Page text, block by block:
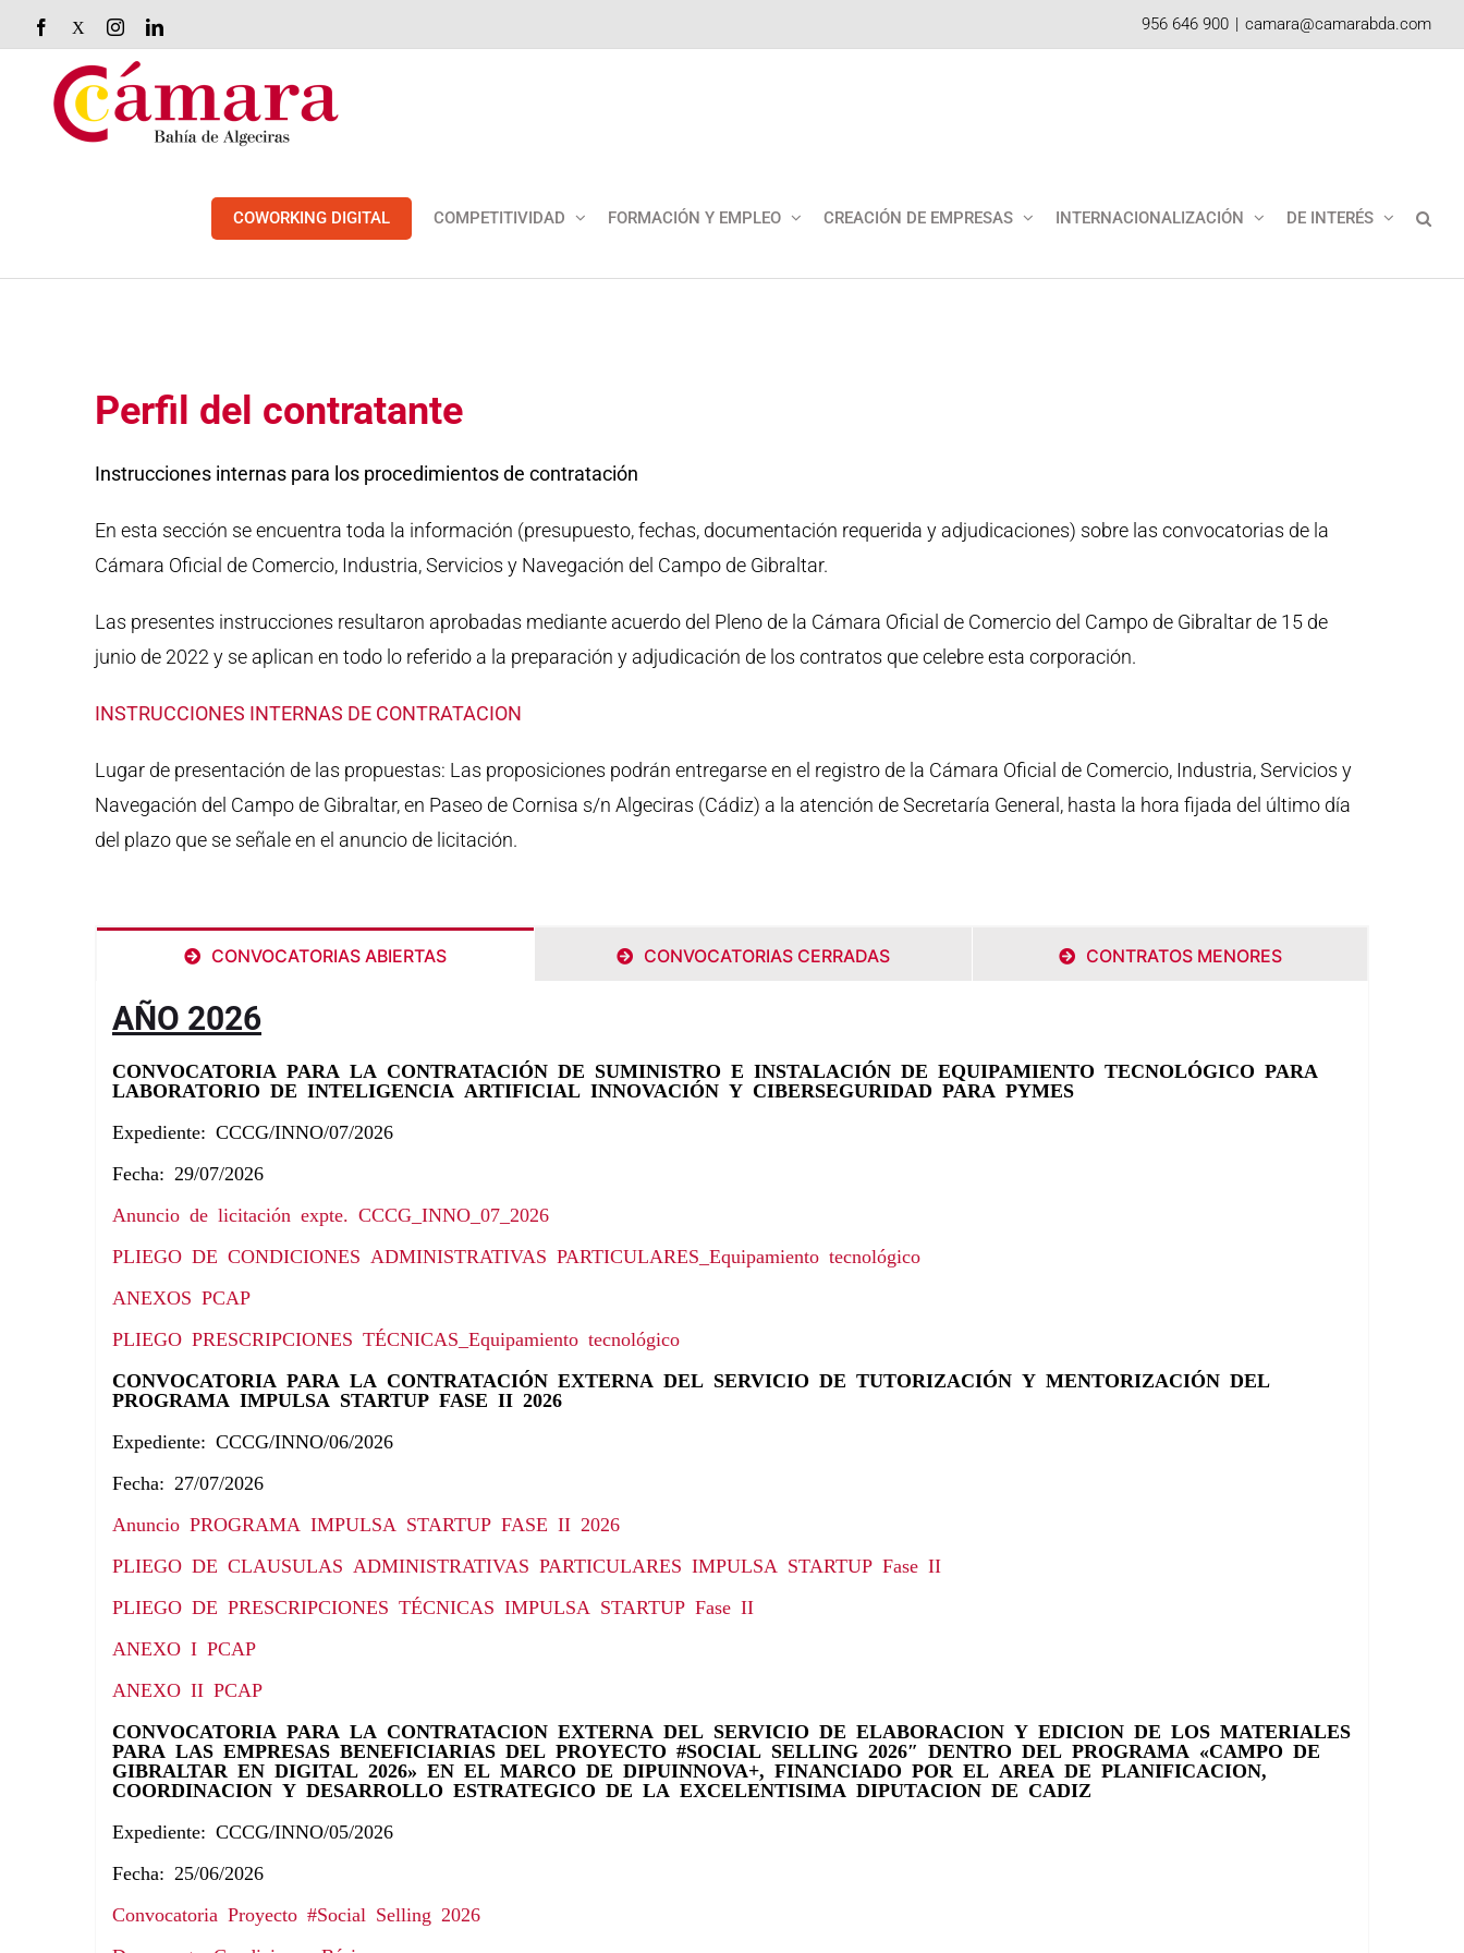
Saltar
al
contenido
Facebook InstagramLinkedIn 956 646 900 | camara@camarabda.com
COWORKING DIGITAL COMPETITIVIDAD FORMACIÓN Y EMPLEO CREACIÓN DE EMPRESAS INTERNACIONALIZACIÓN DE INTERÉS
Perfil del contratante
Instrucciones internas para los procedimientos de contratación
En esta sección se encuentra toda la información (presupuesto, fechas, documentación requerida y adjudicaciones) sobre las convocatorias de la
Cámara Oficial de Comercio, Industria, Servicios y Navegación del Campo de Gibraltar.
Las presentes instrucciones resultaron aprobadas mediante acuerdo del Pleno de la Cámara Oficial de Comercio del Campo de Gibraltar de 15 de
junio de 2022 y se aplican en todo lo referido a la preparación y adjudicación de los contratos que celebre esta corporación.
INSTRUCCIONES INTERNAS DE CONTRATACION
Lugar de presentación de las propuestas: Las proposiciones podrán entregarse en el registro de la Cámara Oficial de Comercio, Industria, Servicios y
Navegación del Campo de Gibraltar, en Paseo de Cornisa s/n Algeciras (Cádiz) a la atención de Secretaría General, hasta la hora fijada del último día
del plazo que se señale en el anuncio de licitación.
CONVOCATORIAS ABIERTAS CONVOCATORIAS CERRADAS CONTRATOS MENORES
AÑO 2026
CONVOCATORIA PARA LA CONTRATACIÓN DE SUMINISTRO E INSTALACIÓN DE EQUIPAMIENTO TECNOLÓGICO PARA
LABORATORIO DE INTELIGENCIA ARTIFICIAL INNOVACIÓN Y CIBERSEGURIDAD PARA PYMES
Expediente: CCCG/INNO/07/2026
Fecha: 29/07/2026
Anuncio de licitación expte. CCCG_INNO_07_2026
PLIEGO DE CONDICIONES ADMINISTRATIVAS PARTICULARES_Equipamiento tecnológico
ANEXOS PCAP
PLIEGO PRESCRIPCIONES TÉCNICAS_Equipamiento tecnológico
CONVOCATORIA PARA LA CONTRATACIÓN EXTERNA DEL SERVICIO DE TUTORIZACIÓN Y MENTORIZACIÓN DEL
PROGRAMA IMPULSA STARTUP FASE II 2026
Expediente: CCCG/INNO/06/2026
Fecha: 27/07/2026
Anuncio PROGRAMA IMPULSA STARTUP FASE II 2026
PLIEGO DE CLAUSULAS ADMINISTRATIVAS PARTICULARES IMPULSA STARTUP Fase II
PLIEGO DE PRESCRIPCIONES TÉCNICAS IMPULSA STARTUP Fase II
ANEXO I PCAP
ANEXO II PCAP
CONVOCATORIA PARA LA CONTRATACION EXTERNA DEL SERVICIO DE ELABORACION Y EDICION DE LOS MATERIALES
PARA LAS EMPRESAS BENEFICIARIAS DEL PROYECTO #SOCIAL SELLING 2026″ DENTRO DEL PROGRAMA «CAMPO DE
GIBRALTAR EN DIGITAL 2026» EN EL MARCO DE DIPUINNOVA+, FINANCIADO POR EL AREA DE PLANIFICACION,
COORDINACION Y DESARROLLO ESTRATEGICO DE LA EXCELENTISIMA DIPUTACION DE CADIZ
Expediente: CCCG/INNO/05/2026
Fecha: 25/06/2026
Convocatoria Proyecto #Social Selling 2026